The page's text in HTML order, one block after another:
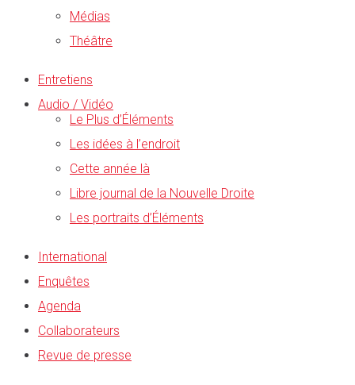
Médias
Théâtre
Entretiens
Audio / Vidéo
Le Plus d’Éléments
Les idées à l’endroit
Cette année là
Libre journal de la Nouvelle Droite
Les portraits d’Éléments
International
Enquêtes
Agenda
Collaborateurs
Revue de presse